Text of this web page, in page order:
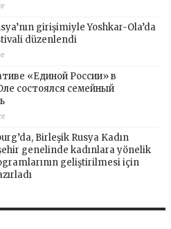
girişimiyle Yoshkar-Ola’da
düzenlendi
«Единой России» в
состоялся семейный
Birleşik Rusya Kadın
genelinde kadınlara yönelik
geliştirilmesi için